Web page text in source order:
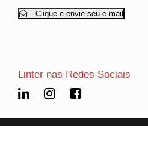
Clique e envie seu e-mail
Linter nas Redes Sociais